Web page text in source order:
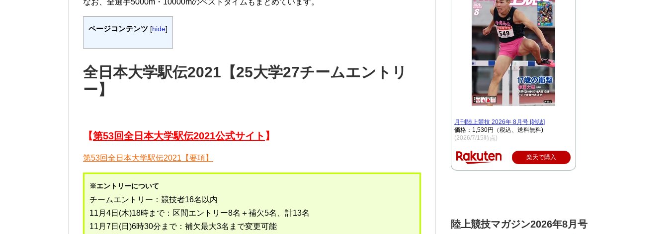
なお、全選手5000m・10000mのベストタイムもまとめています。
ページコンテンツ [hide]
全日本大学駅伝2021【25大学27チームエントリ
ー】
【第53回全日本大学駅伝2021公式サイト 】
第53回全日本大学駅伝2021【要項】
※エントリーについて
チームエントリー：競技者16名以内
11月4日(木)18時まで：区間エントリー8名＋補欠5名、計13名
11月7日(日)6時30分まで：補欠最大3名まで変更可能
月刊陸上競技 2026年 8月号 [雑誌]
価格：1,530円（税込、送料無料)
(2026/7/15時点)
楽天で購入
陸上競技マガジン2026年8月号